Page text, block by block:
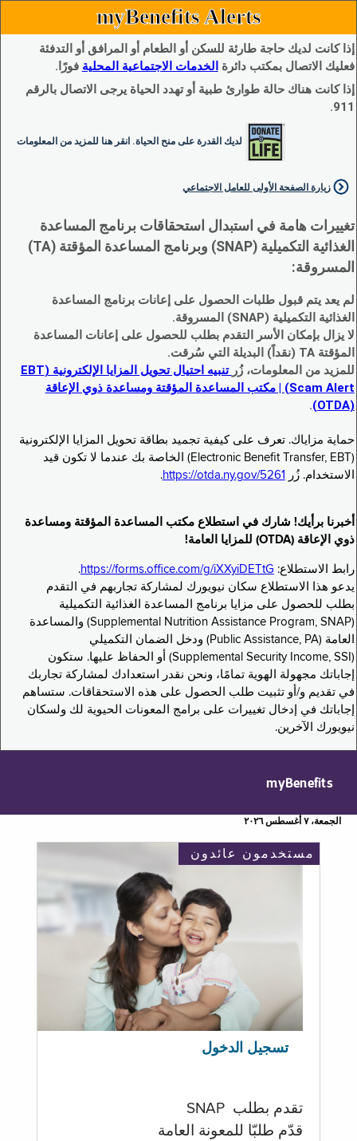
myBenefits Alerts
إذا كانت لديك حاجة طارئة للسكن أو الطعام أو المرافق أو التدفئة
فعليك الاتصال بمكتب دائرة الخدمات الاجتماعية المحلية فورًا.
إذا كانت هناك حالة طوارئ طبية أو تهدد الحياة يرجى الاتصال بالرقم
911.
لديك القدرة على منح الحياة. انقر هنا للمزيد من المعلومات
زيارة الصفحة الأولى للعامل الاجتماعي
تغييرات هامة في استبدال استحقاقات برنامج المساعدة
الغذائية التكميلية (SNAP) وبرنامج المساعدة المؤقتة (TA)
المسروقة:
لم يعد يتم قبول طلبات الحصول على إعانات برنامج المساعدة
الغذائية التكميلية (SNAP) المسروقة.
لا يزال بإمكان الأسر التقدم بطلب للحصول على إعانات المساعدة
المؤقتة TA (نقداً) البديلة التي سُرقت.
للمزيد من المعلومات، زُر
تنبيه احتيال تحويل المزايا الإلكترونية (EBT
Scam Alert) | مكتب المساعدة المؤقتة ومساعدة ذوي الإعاقة
(OTDA)
.
حماية مزاياك. تعرف على كيفية تجميد بطاقة تحويل المزايا الإلكترونية
(Electronic Benefit Transfer, EBT) الخاصة بك عندما لا تكون قيد
الاستخدام. زُر
https://otda.ny.gov/5261
.
أخبرنا برأيك! شارك في استطلاع مكتب المساعدة المؤقتة ومساعدة
ذوي الإعاقة (OTDA) للمزايا العامة!
رابط الاستطلاع: https://forms.office.com/g/iXXyiDETtG
.
يدعو هذا الاستطلاع سكان نيويورك لمشاركة تجاربهم في التقدم
بطلب للحصول على مزايا برنامج المساعدة الغذائية التكميلية
(Supplemental Nutrition Assistance Program, SNAP) والمساعدة
العامة (Public Assistance, PA) ودخل الضمان التكميلي
(Supplemental Security Income, SSI) أو الحفاظ عليها. ستكون
إجاباتك مجهولة الهوية تمامًا، ونحن نقدر استعدادك لمشاركة تجاربك
في تقديم و/أو تثبيت طلب الحصول على هذه الاستحقاقات. ستساهم
إجاباتك في إدخال تغييرات على برامج المعونات الحيوية لك ولسكان
نيويورك الآخرين.
myBenefits
الجمعة، ٧ أغسطس ٢٠٢٦
مستخدمون عائدون
تسجيل الدخول
تقدم بطلب SNAP
قدّم طلبّا للمعونة العامة